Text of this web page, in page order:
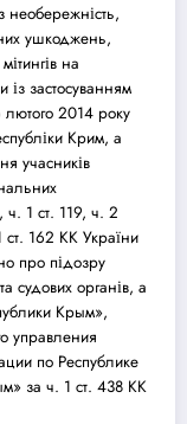
необережність,
ушкоджень,
на
із застосуванням
лютого 2014 року
Крим, а
учасників
1 ст. 119, ч. 2
ст. 162 КК України
про підозру
судових органів, а
Крым»,
управления
по Республике
за ч. 1 ст. 438 КК